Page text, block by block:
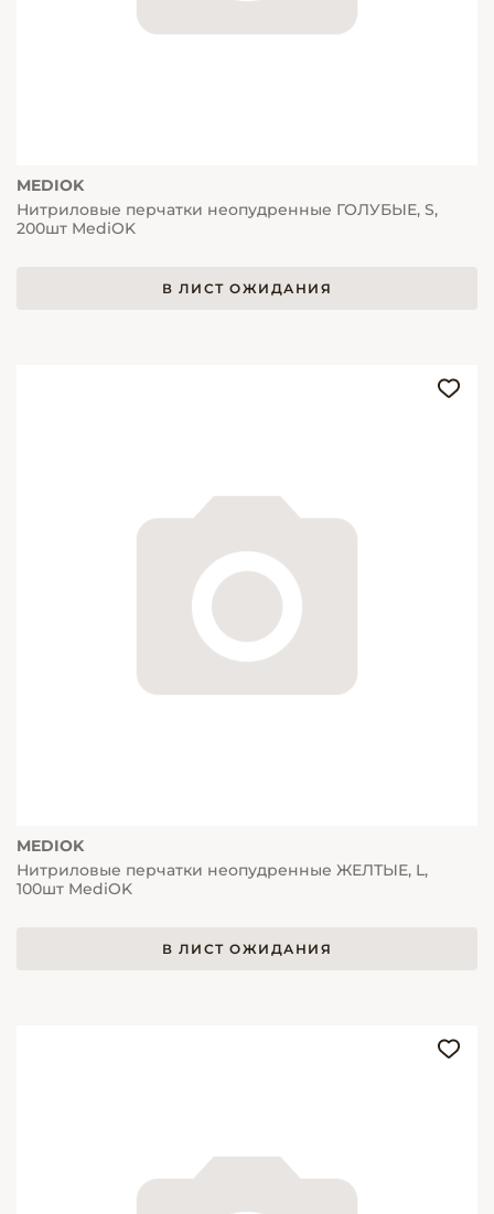
MEDIOK
Нитриловые перчатки неопудренные ГОЛУБЫЕ, S,
200шт MediOK
В ЛИСТ ОЖИДАНИЯ
MEDIOK
Нитриловые перчатки неопудренные ЖЕЛТЫЕ, L,
100шт MediOK
В ЛИСТ ОЖИДАНИЯ